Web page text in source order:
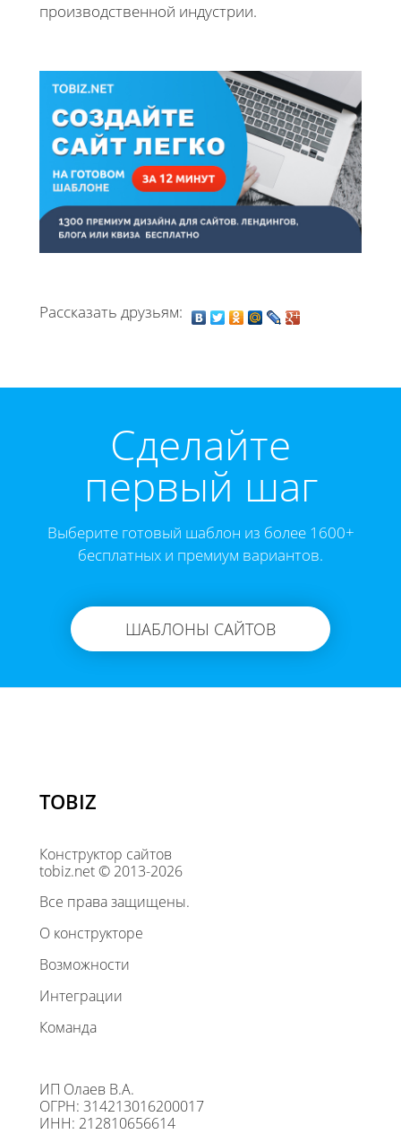
производственной индустрии.
Рассказать друзьям:
Cделайте
первый шаг
Выберите готовый шаблон из более 1600+
бесплатных и премиум вариантов.
ШАБЛОНЫ САЙТОВ
TOBIZ
Конструктор сайтов
tobiz.net © 2013-2026
Все права защищены.
О конструкторе
Возможности
Интеграции
Команда
ИП Олаев В.А.
ОГРН: 314213016200017
ИНН: 212810656614